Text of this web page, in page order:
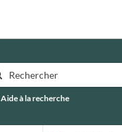
Aide à la recherche